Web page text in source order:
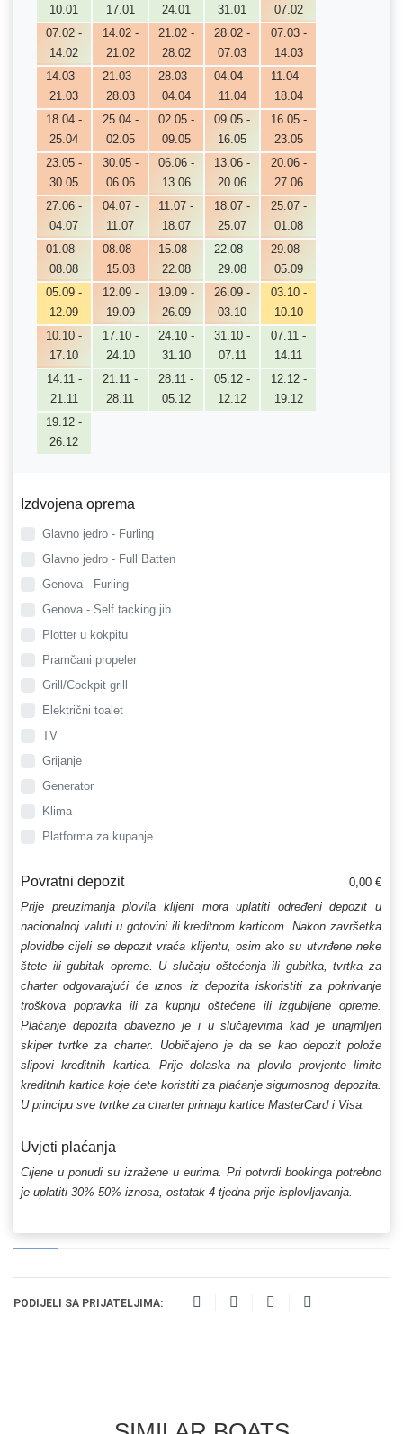
10.01
17.01
24.01
31.01
07.02
07.02 -
14.02
14.02 -
21.02
21.02 -
28.02
28.02 -
07.03
07.03 -
14.03
14.03 -
21.03
21.03 -
28.03
28.03 -
04.04
04.04 -
11.04
11.04 -
18.04
18.04 -
25.04
25.04 -
02.05
02.05 -
09.05
09.05 -
16.05
16.05 -
23.05
23.05 -
30.05
30.05 -
06.06
06.06 -
13.06
13.06 -
20.06
20.06 -
27.06
27.06 -
04.07
04.07 -
11.07
11.07 -
18.07
18.07 -
25.07
25.07 -
01.08
01.08 -
08.08
08.08 -
15.08
15.08 -
22.08
22.08 -
29.08
29.08 -
05.09
05.09 -
12.09
12.09 -
19.09
19.09 -
26.09
26.09 -
03.10
03.10 -
10.10
10.10 -
17.10
17.10 -
24.10
24.10 -
31.10
31.10 -
07.11
07.11 -
14.11
14.11 -
21.11
21.11 -
28.11
28.11 -
05.12
05.12 -
12.12
12.12 -
19.12
19.12 -
26.12
Izdvojena oprema
Glavno jedro - Furling
Glavno jedro - Full Batten
Genova - Furling
Genova - Self tacking jib
Plotter u kokpitu
Pramčani propeler
Grill/Cockpit grill
Električni toalet
TV
Grijanje
Generator
Klima
Platforma za kupanje
Povratni depozit
0,00 €
Prije preuzimanja plovila klijent mora uplatiti određeni depozit u
nacionalnoj valuti u gotovini ili kreditnom karticom. Nakon završetka
plovidbe cijeli se depozit vraća klijentu, osim ako su utvrđene neke
štete ili gubitak opreme. U slučaju oštećenja ili gubitka, tvrtka za
charter odgovarajući će iznos iz depozita iskoristiti za pokrivanje
troškova popravka ili za kupnju oštećene ili izgubljene opreme.
Plaćanje depozita obavezno je i u slučajevima kad je unajmljen
skiper tvrtke za charter. Uobičajeno je da se kao depozit polože
slipovi kreditnih kartica. Prije dolaska na plovilo provjerite limite
kreditnih kartica koje ćete koristiti za plaćanje sigurnosnog depozita.
U principu sve tvrtke za charter primaju kartice MasterCard i Visa.
Uvjeti plaćanja
Cijene u ponudi su izražene u eurima. Pri potvrdi bookinga potrebno
je uplatiti 30%-50% iznosa, ostatak 4 tjedna prije isplovljavanja.
PODIJELI SA PRIJATELJIMA: